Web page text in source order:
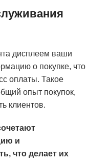
дисплеем ваши
о покупке, что
оплаты. Такое
опыт покупок,
клиентов.
и
что делает их